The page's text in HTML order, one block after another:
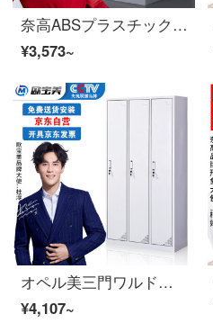
奈高ABSプラスチック学校学生カバンケース風呂プールジムにロッカー従業員ワルター620×390×500 mm
¥3,573~
オペル美三門ワルドラックのロッカーロッカーロッカー
¥4,107~